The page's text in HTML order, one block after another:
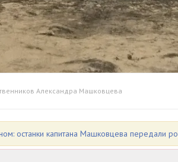
Александра Машковцева
останки капитана Машковцева передали